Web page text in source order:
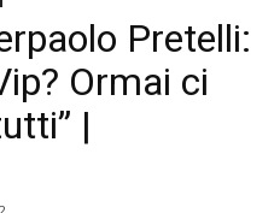
Pretelli:
Ormai ci
|